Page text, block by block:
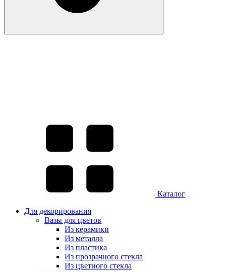
Каталог
Для декорирования
Вазы для цветов
Из керамики
Из металла
Из пластика
Из прозрачного стекла
Из цветного стекла